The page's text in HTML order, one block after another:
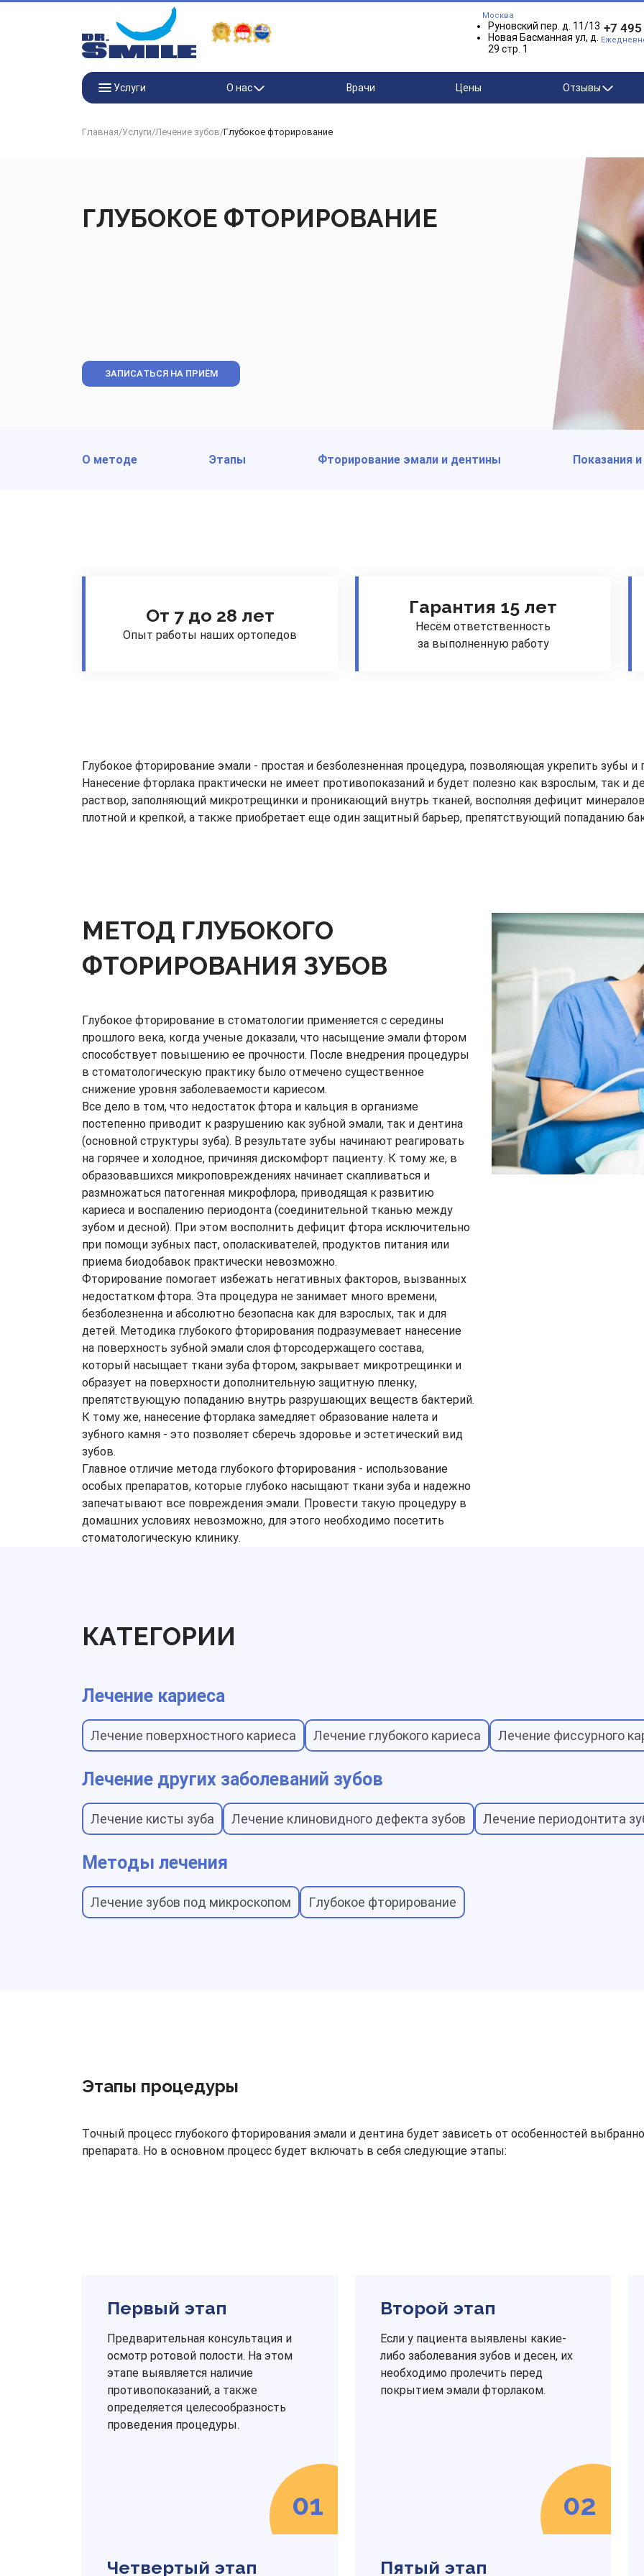
Перейти к основному контенту
Москва
Руновский пер. д. 11/13
Новая Басманная ул, д.
29 стр. 1
+7
Услуги О нас Врачи Цены Отзывы
Главная/Услуги/Лечение зубов/Глубокое фторирование
ГЛУБОКОЕ ФТОРИРОВАНИЕ
ЗАПИСАТЬСЯ НА ПРИЁМ
О методе Этапы Фторирование эмали и дентины Показания
От 7 до 28 лет
Опыт работы наших ортопедов
Гарантия 15 лет
Несём ответственность
за выполненную работу
Глубокое фторирование эмали - простая и безболезненная процедура, позволяющая укрепить зубы и
Нанесение фторлака практически не имеет противопоказаний и будет полезно как взрослым, так и
раствор, заполняющий микротрещинки и проникающий внутрь тканей, восполняя дефицит
плотной и крепкой, а также приобретает еще один защитный барьер, препятствующий попаданию
МЕТОД ГЛУБОКОГО
ФТОРИРОВАНИЯ ЗУБОВ
Глубокое фторирование в стоматологии применяется с середины
прошлого века, когда ученые доказали, что насыщение эмали фтором
способствует повышению ее прочности. После внедрения процедуры
в стоматологическую практику было отмечено существенное
снижение уровня заболеваемости кариесом.
Все дело в том, что недостаток фтора и кальция в организме
постепенно приводит к разрушению как зубной эмали, так и дентина
(основной структуры зуба). В результате зубы начинают реагировать
на горячее и холодное, причиняя дискомфорт пациенту. К тому же, в
образовавшихся микроповреждениях начинает скапливаться и
размножаться патогенная микрофлора, приводящая к развитию
кариеса и воспалению периодонта (соединительной тканью между
зубом и десной). При этом восполнить дефицит фтора исключительно
при помощи зубных паст, ополаскивателей, продуктов питания или
приема биодобавок практически невозможно.
Фторирование помогает избежать негативных факторов, вызванных
недостатком фтора. Эта процедура не занимает много времени,
безболезненна и абсолютно безопасна как для взрослых, так и для
детей. Методика глубокого фторирования подразумевает нанесение
на поверхность зубной эмали слоя фторсодержащего состава,
который насыщает ткани зуба фтором, закрывает микротрещинки и
образует на поверхности дополнительную защитную пленку,
препятствующую попаданию внутрь разрушающих веществ бактерий.
К тому же, нанесение фторлака замедляет образование налета и
зубного камня - это позволяет сберечь здоровье и эстетический вид
зубов.
Главное отличие метода глубокого фторирования - использование
особых препаратов, которые глубоко насыщают ткани зуба и надежно
запечатывают все повреждения эмали. Провести такую процедуру в
домашних условиях невозможно, для этого необходимо посетить
стоматологическую клинику.
КАТЕГОРИИ
Лечение кариеса
Лечение поверхностного кариеса Лечение глубокого кариеса Лечение фиссурного
Лечение других заболеваний зубов
Лечение кисты зуба Лечение клиновидного дефекта зубов Лечение периодонтита
Методы лечения
Лечение зубов под микроскопом Глубокое фторирование
Этапы процедуры
Точный процесс глубокого фторирования эмали и дентина будет зависеть от особенностей
препарата. Но в основном процесс будет включать в себя следующие этапы:
Первый этап
Предварительная консультация и
осмотр ротовой полости. На этом
этапе выявляется наличие
противопоказаний, а также
определяется целесообразность
проведения процедуры.
01
Второй этап
Если у пациента выявлены какие-
либо заболевания зубов и десен, их
необходимо пролечить перед
покрытием эмали фторлаком.
02
Четвертый этап Пятый этап